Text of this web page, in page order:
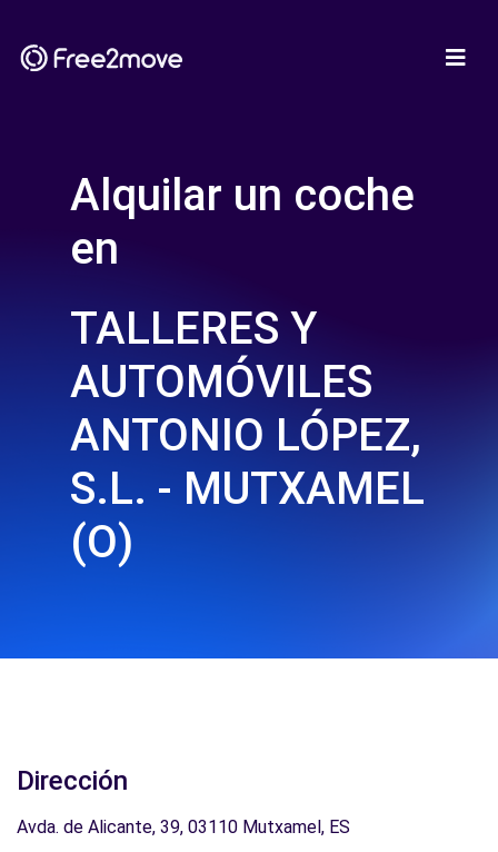
Alquilar un coche
en
TALLERES Y
AUTOMÓVILES
ANTONIO LÓPEZ,
S.L. - MUTXAMEL
(O)
Dirección
Avda. de Alicante, 39, 03110 Mutxamel, ES